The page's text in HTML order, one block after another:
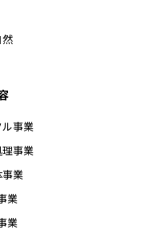
事業
事業
業
業
業